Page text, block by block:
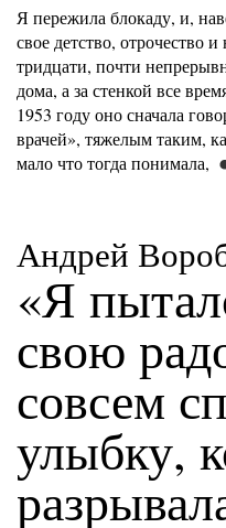
Я пережила блокаду, и,
свое детство, отрочество
тридцати, почти
дома, а за стенкой все
1953 году оно сначала
врачей», тяжелым таким,
мало что тогда понимала,
Андрей
«Я
свою
совсем
улыбку,